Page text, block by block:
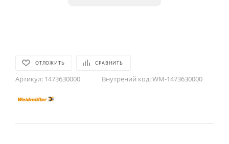
ОТЛОЖИТЬ СРАВНИТЬ
Артикул: 1473630000 Внутрений код:WM-1473630000